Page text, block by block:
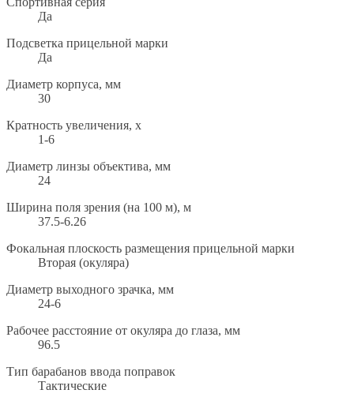
Да
Подсветка прицельной марки
Да
Диаметр корпуса, мм
30
Кратность увеличения, х
1-6
Диаметр линзы объектива, мм
24
Ширина поля зрения (на 100 м), м
37.5-6.26
Фокальная плоскость размещения прицельной марки
Вторая (окуляра)
Диаметр выходного зрачка, мм
24-6
Рабочее расстояние от окуляра до глаза, мм
96.5
Тип барабанов ввода поправок
Тактические